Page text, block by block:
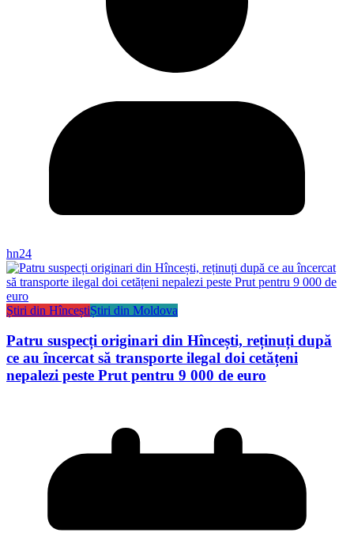
hn24
Știri din HînceștiȘtiri din Moldova
Patru suspecți originari din Hîncești, reținuți după
ce au încercat să transporte ilegal doi cetățeni
nepalezi peste Prut pentru 9 000 de euro